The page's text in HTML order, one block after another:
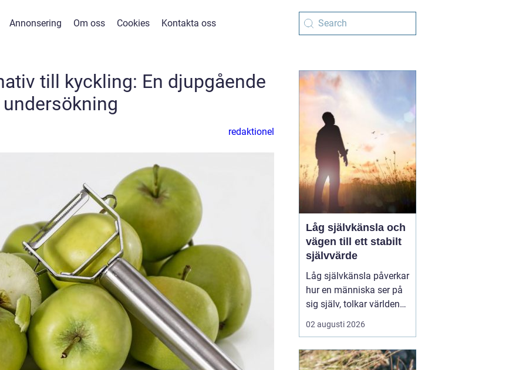
Annonsering Om oss Cookies Kontakta oss
till kyckling: En djupgående
undersökning
redaktionel
Låg självkänsla och
vägen till ett stabilt
självvärde
Låg självkänsla påverkar
hur en människa ser på
sig själv, tolkar världen
och tar beslut i
vardagen. Många lever
att aldrig vara riktigt
02 augusti 2026